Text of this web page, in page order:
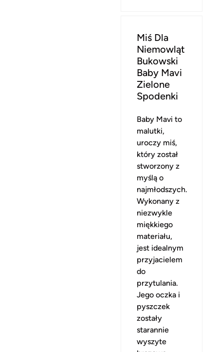
Miś Dla
Niemowląt
Bukowski
Baby Mavi
Zielone
Spodenki
Baby Mavi to
malutki,
uroczy miś,
który został
stworzony z
myślą o
najmłodszych.
Wykonany z
niezwykle
miękkiego
materiału,
jest idealnym
przyjacielem
do
przytulania.
Jego oczka i
pyszczek
zostały
starannie
wyszyte